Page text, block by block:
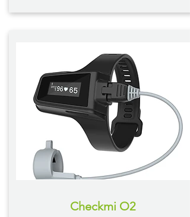
Checkmi O2